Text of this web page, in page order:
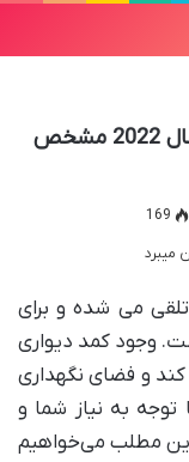
بهترین دیزاین برای کمد دیواری در سال 2022 مشخص
169
می شده و برای
وجود کمد دیواری
و فضای نگهداری
توجه به نیاز شما و
این مطلب می‌خواهیم